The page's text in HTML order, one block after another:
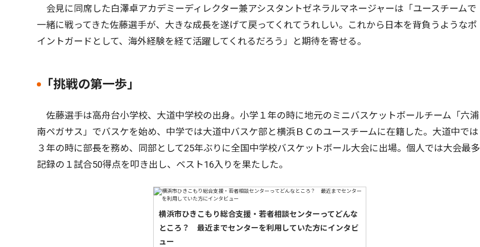
会見に同席した白澤卓アカデミーディレクター兼アシスタントゼネラルマネージャーは「ユースチームで
一緒に戦ってきた佐藤選手が、大きな成長を遂げて戻ってくれてうれしい。これから日本を背負うようなポ
イントガードとして、海外経験を経て活躍してくれるだろう」と期待を寄せる。
｢挑戦の第一歩｣
佐藤選手は高舟台小学校、大道中学校の出身。小学１年の時に地元のミニバスケットボールチーム「六浦
南ペガサス」でバスケを始め、中学では大道中バスケ部と横浜ＢＣのユースチームに在籍した。大道中では
３年の時に部長を務め、同部として25年ぶりに全国中学校バスケットボール大会に出場。個人では大会最多
記録の１試合50得点を叩き出し、ベスト16入りを果たした。
横浜市ひきこもり総合支援・若者相談センターってどんな
ところ？ 最近までセンターを利用していた方にインタビ
ュー